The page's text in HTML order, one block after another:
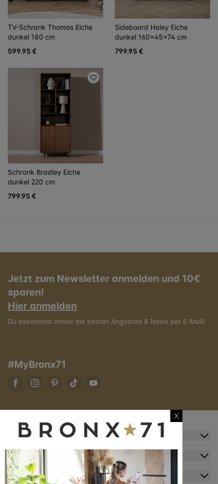
TV-Schrank Thomas Eiche
dunkel 180 cm
599.95 €
Sideboard Haley Eiche
dunkel 160x45x74 cm
799.95 €
Schrank Bradley Eiche
dunkel 220 cm
799.95 €
Jetzt zum Newsletter anmelden und 10€
sparen!
Hier anmelden
Du bekommst immer die besten Angebote & News per E-Mail!
#MyBronx71
Zusatzinformation
Kundendienst
Mein Konto
X